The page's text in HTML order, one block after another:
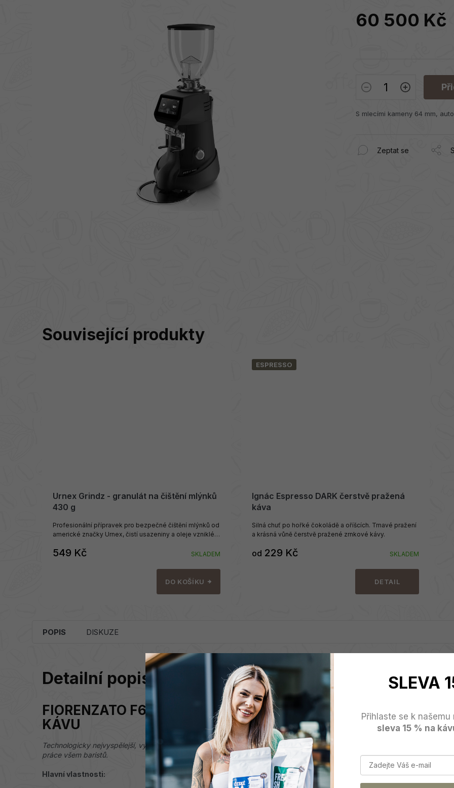
60 500 Kč
S mlecími kameny 64 mm,
Zeptat se
Související produkty
Urnex Grindz - granulát na čištění mlýnků
430 g
SKLADEM
549 Kč
DO KOŠÍKU
Profesionální přípravek pro bezpečné čištění mlýnků od
americké značky Urnex, čistí usazeniny a oleje vzniklé
ESPRESSO
Ignác Espresso DARK čerstvě pražená
káva
SKLADEM
od 229 Kč
DETAIL
Silná chuť po hořké čokoládě a oříšcích. Tmavé pražení
a krásná vůně čerstvě pražené zrnkové kávy.
POPIS DISKUZE
Detailní popis produktu
FIORENZATO F64 EVO XGi PROFESIONÁLNÍ MLÝNEK NA
KÁVU
Technologicky nejvyspělejší, výkonný mlýnek na kávu, který má vestavěnou váhu a je navržen pro usnadnění
práce všem baristů.
Hlavní vlastnosti:
SLEVA
Přihlaste se k
sleva 15 % na